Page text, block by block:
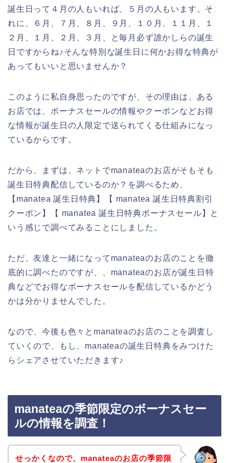
誕生日って４月の人もいれば、５月の人もいます。そ
れに、６月、７月、８月、９月、１０月、１１月、１
２月、１月、２月、３月、と毎月必ず誰かしらの誕生
日ですからね♪そんな特別な誕生日に何かお得な特典が
あってもいいと思いませんか？
このように私自身思ったのですが、その理由は、ある
お店では、ボーナスセールの情報やクーポンなどお得
な情報が誕生日の人限定で送られてくる仕組みになっ
ているからです。
だから、まずは、ネットでmanateaのお店がそもそも
誕生日特典配信しているのか？を調べるため、
【manatea 誕生日特典】【 manatea 誕生日特典割引
クーポン】【 manatea 誕生日特典ボーナスセール】と
いう感じで調べてみることにしました。
ただ、友達と一緒になってmanateaのお店のことを徹
底的に調べたのですが、、manateaのお店が誕生日特
典などでお得なボーナスセールを配信しているかどう
かは分かりませんでした。
なので、今後も色々とmanateaのお店のことを調査し
ていくので、もし、manateaの誕生日特典をみつけた
らシェアさせていただきます♪
manateaの季節限定のボーナスセー
ルの情報を調査！
せっかくなので、manateaのお店の季節限